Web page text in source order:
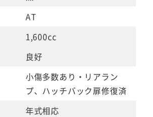
AT
1,600cc
良好
小傷多数あり・リアラン
プ、ハッチバック扉修復済
年式相応